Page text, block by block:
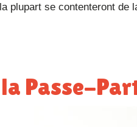
plupart se contenteront de
la Passe-